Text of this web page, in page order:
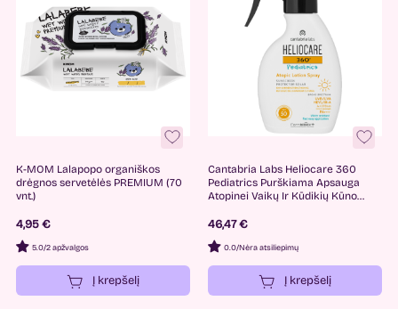
K-MOM Lalapopo organiškos
drėgnos servetėlės PREMIUM (70
vnt.)
4,95 €
5.0/2 apžvalgos
Į krepšelį
Cantabria Labs Heliocare 360
Pediatrics Purškiama Apsauga
Atopinei Vaikų Ir Kūdikių Kūno
46,47 €
0.0/Nėra atsiliepimų
Į krepšelį